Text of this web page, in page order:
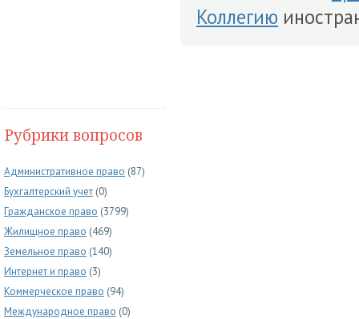
Рубрики вопросов
Административное право (87)
Бухгалтерский учет (0)
Гражданское право (3799)
Жилищное право (469)
Земельное право (140)
Интернет и право (3)
Коммерческое право (94)
Международное право (0)
Коллегию